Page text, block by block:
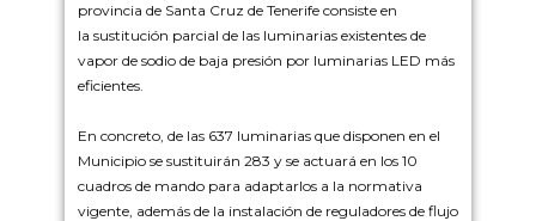
provincia de Santa Cruz de Tenerife consiste en
la sustitución parcial de las luminarias existentes de
vapor de sodio de baja presión por luminarias LED más
eficientes.
En concreto, de las 637 luminarias que disponen en el
Municipio se sustituirán 283 y se actuará en los 10
cuadros de mando para adaptarlos a la normativa
vigente, además de la instalación de reguladores de flujo